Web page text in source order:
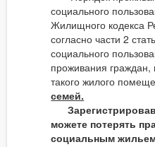
социального
Жилищного кодекса
согласно части 2
социального
проживания
такого жилого
семей.
можете потерять
социальным